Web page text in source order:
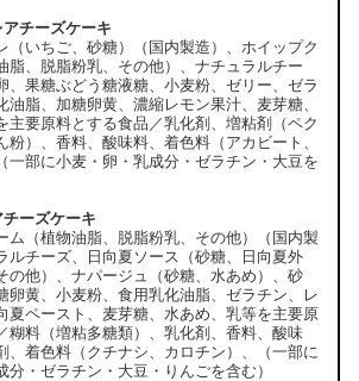
チーズケーキ
（いちご、砂糖）（国内製造）、ホイップク
脂、脱脂粉乳、その他）、ナチュラルチー
、果糖ぶどう糖液糖、小麦粉、ゼリー、ゼラ
油脂、加糖卵黄、濃縮レモン果汁、麦芽糖、
主要原料とする食品／乳化剤、増粘剤（ペク
粉）、香料、酸味料、着色料（アカビート、
一部に小麦・卵・乳成分・ゼラチン・大豆を
ーズケーキ
ム（植物油脂、脱脂粉乳、その他）（国内製
ルチーズ、日向夏ソース（砂糖、日向夏外
の他）、ナパージュ（砂糖、水あめ）、砂
卵黄、小麦粉、食用乳化油脂、ゼラチン、レ
夏ペースト、麦芽糖、水あめ、乳等を主要原
糊料（増粘多糖類）、乳化剤、香料、酸味
、着色料（クチナシ、カロチン）、（一部に
分・ゼラチン・大豆・りんごを含む）